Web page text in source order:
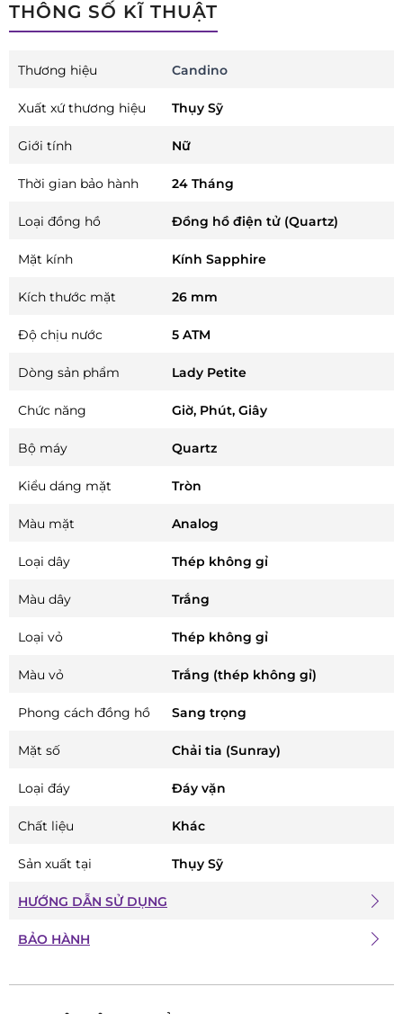
THÔNG SỐ KĨ THUẬT
Thương hiệu Candino
Xuất xứ thương hiệu Thụy Sỹ
Giới tính Nữ
Thời gian bảo hành 24 Tháng
Loại đồng hồ Đồng hồ điện tử (Quartz)
Mặt kính Kính Sapphire
Kích thước mặt 26 mm
Độ chịu nước 5 ATM
Dòng sản phẩm Lady Petite
Chức năng Giờ, Phút, Giây
Bộ máy Quartz
Kiểu dáng mặt Tròn
Màu mặt Analog
Loại dây Thép không gỉ
Màu dây Trắng
Loại vỏ Thép không gỉ
Màu vỏ Trắng (thép không gỉ)
Phong cách đồng hồ Sang trọng
Mặt số Chải tia (Sunray)
Loại đáy Đáy vặn
Chất liệu Khác
Sản xuất tại Thụy Sỹ
HƯỚNG DẪN SỬ DỤNG
BẢO HÀNH